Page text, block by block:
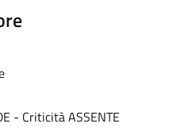
- Criticità ASSENTE